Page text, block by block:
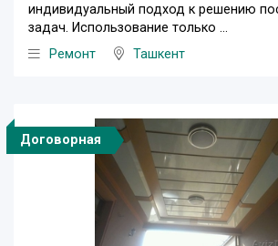
индивидуальный подход к решению
задач. Использование только ...
Ремонт
Ташкент
Договорная